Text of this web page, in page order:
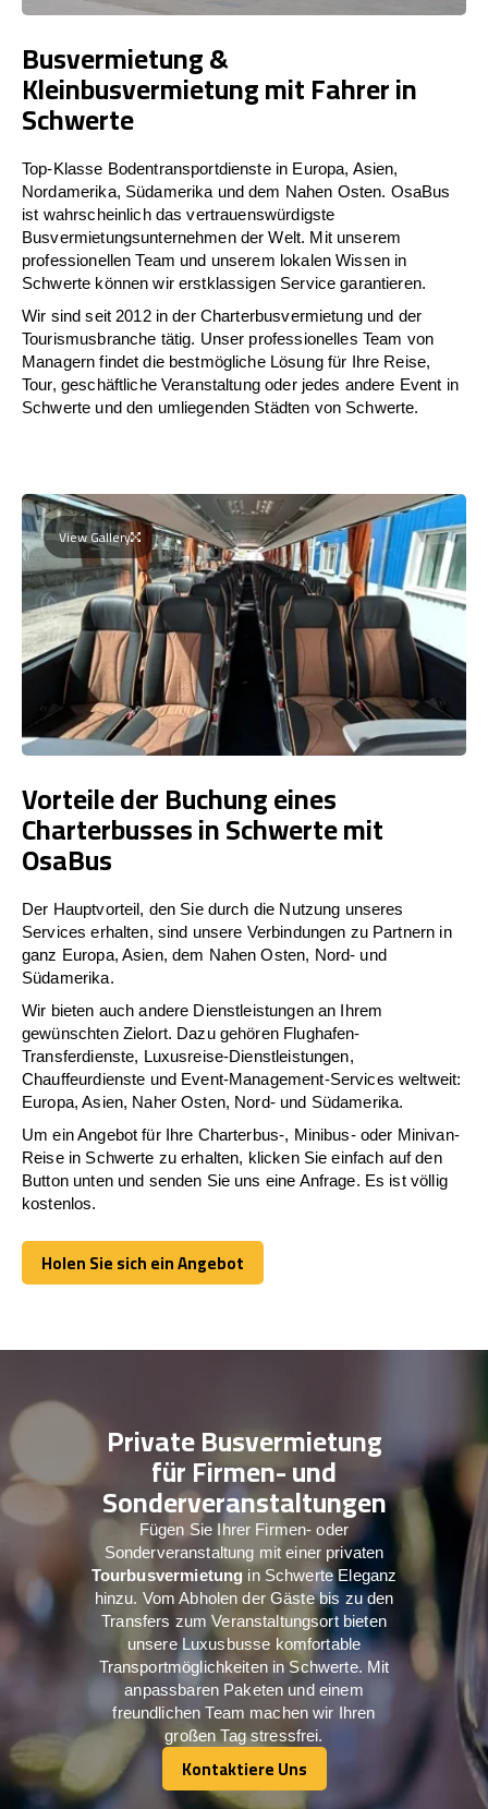
Busvermietung &
Kleinbusvermietung mit Fahrer in
Schwerte
Top-Klasse Bodentransportdienste in Europa, Asien,
Nordamerika, Südamerika und dem Nahen Osten. OsaBus
ist wahrscheinlich das vertrauenswürdigste
Busvermietungsunternehmen der Welt. Mit unserem
professionellen Team und unserem lokalen Wissen in
Schwerte können wir erstklassigen Service garantieren.
Wir sind seit 2012 in der Charterbusvermietung und der
Tourismusbranche tätig. Unser professionelles Team von
Managern findet die bestmögliche Lösung für Ihre Reise,
Tour, geschäftliche Veranstaltung oder jedes andere Event in
Schwerte und den umliegenden Städten von Schwerte.
View Gallery
Vorteile der Buchung eines
Charterbusses in Schwerte mit
OsaBus
Der Hauptvorteil, den Sie durch die Nutzung unseres
Services erhalten, sind unsere Verbindungen zu Partnern in
ganz Europa, Asien, dem Nahen Osten, Nord- und
Südamerika.
Wir bieten auch andere Dienstleistungen an Ihrem
gewünschten Zielort. Dazu gehören Flughafen-
Transferdienste, Luxusreise-Dienstleistungen,
Chauffeurdienste und Event-Management-Services weltweit:
Europa, Asien, Naher Osten, Nord- und Südamerika.
Um ein Angebot für Ihre Charterbus-, Minibus- oder Minivan-
Reise in Schwerte zu erhalten, klicken Sie einfach auf den
Button unten und senden Sie uns eine Anfrage. Es ist völlig
kostenlos.
Holen Sie sich ein Angebot
Holen Sie sich ein Angebot
Private Busvermietung
für Firmen- und
Sonderveranstaltungen
Fügen Sie Ihrer Firmen- oder
Sonderveranstaltung mit einer privaten
Tourbusvermietung in Schwerte Eleganz
hinzu. Vom Abholen der Gäste bis zu den
Transfers zum Veranstaltungsort bieten
unsere Luxusbusse komfortable
Transportmöglichkeiten in Schwerte. Mit
anpassbaren Paketen und einem
freundlichen Team machen wir Ihren
großen Tag stressfrei.
Kontaktiere Uns
Kontaktiere Uns